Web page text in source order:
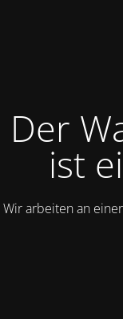
Der
ist
Wir arbeiten an